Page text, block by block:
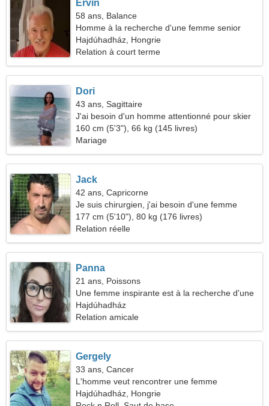
Ervin
58 ans, Balance
Homme à la recherche d'une femme senior
Hajdúhadház, Hongrie
Relation à court terme
Dori
43 ans, Sagittaire
J'ai besoin d'un homme attentionné pour skier
ensemble
160 cm (5'3"), 66 kg (145 livres)
Mariage
Jack
42 ans, Capricorne
Je suis chirurgien, j'ai besoin d'une femme
spectaculaire
177 cm (5'10"), 80 kg (176 livres)
Relation réelle
Panna
21 ans, Poissons
Une femme inspirante est à la recherche d'une
relation
Hajdúhadház
Relation amicale
Gergely
33 ans, Cancer
L'homme veut rencontrer une femme
Hajdúhadház, Hongrie